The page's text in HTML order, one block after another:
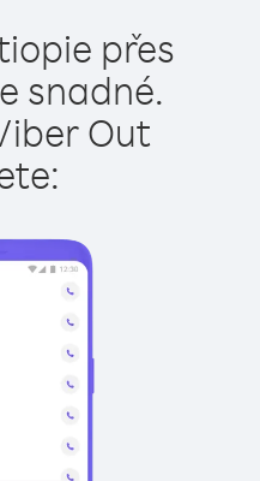
přes
snadné.
Out